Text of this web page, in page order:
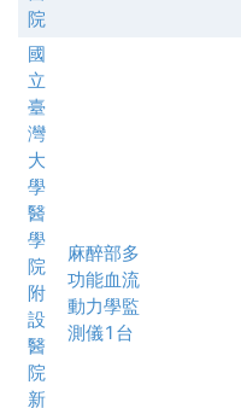
院
國
立
臺
灣
大
學
醫
學
院
附
設
醫
院
新
麻醉部多
功能血流
動力學監
測儀1台